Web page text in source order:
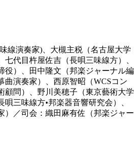
線演奏家)、大槻主税（名古屋大学
代目杵屋佐吉（長唄三味線方）、
役）、田中隆文（邦楽ジャーナル編
曲演奏家）、西原智昭（WCSコン
顧問）、野川美穂子（東京藝術大学
三味線方•邦楽器音響研究会）、
）／司会：織田麻有佐（邦楽ジャー